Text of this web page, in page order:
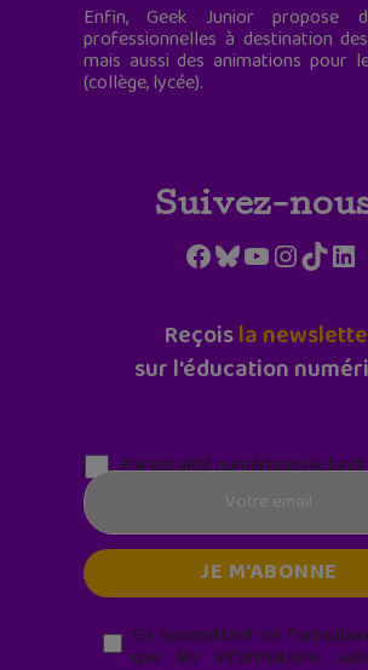
Enfin, Geek Junior propose
professionnelles à destination
mais aussi des animations pour
(collège, lycée).
Suivez-
Facebook
Bluesky
YouTube
TikTok
Reçoisla
sur l'éducation
Parentalité numérique (le
En soumettant ce
que les informations